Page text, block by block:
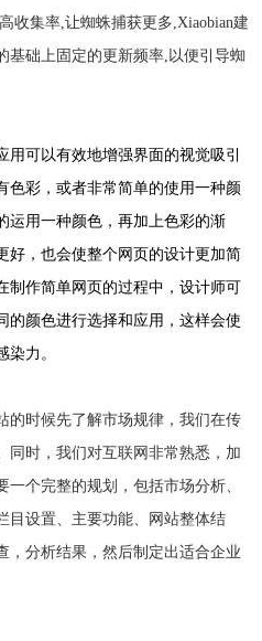
收集率,让蜘蛛捕获更多,Xiaobian建
基础上固定的更新频率,以便引导蜘
可以有效地增强界面的视觉吸引
色彩，或者非常简单的使用一种颜
运用一种颜色，再加上色彩的渐
好，也会使整个网页的设计更加简
制作简单网页的过程中，设计师可
的颜色进行选择和应用，这样会使
力。
的时候先了解市场规律，我们在传
同时，我们对互联网非常熟悉，加
一个完整的规划，包括市场分析、
目设置、主要功能、网站整体结
，分析结果，然后制定出适合企业